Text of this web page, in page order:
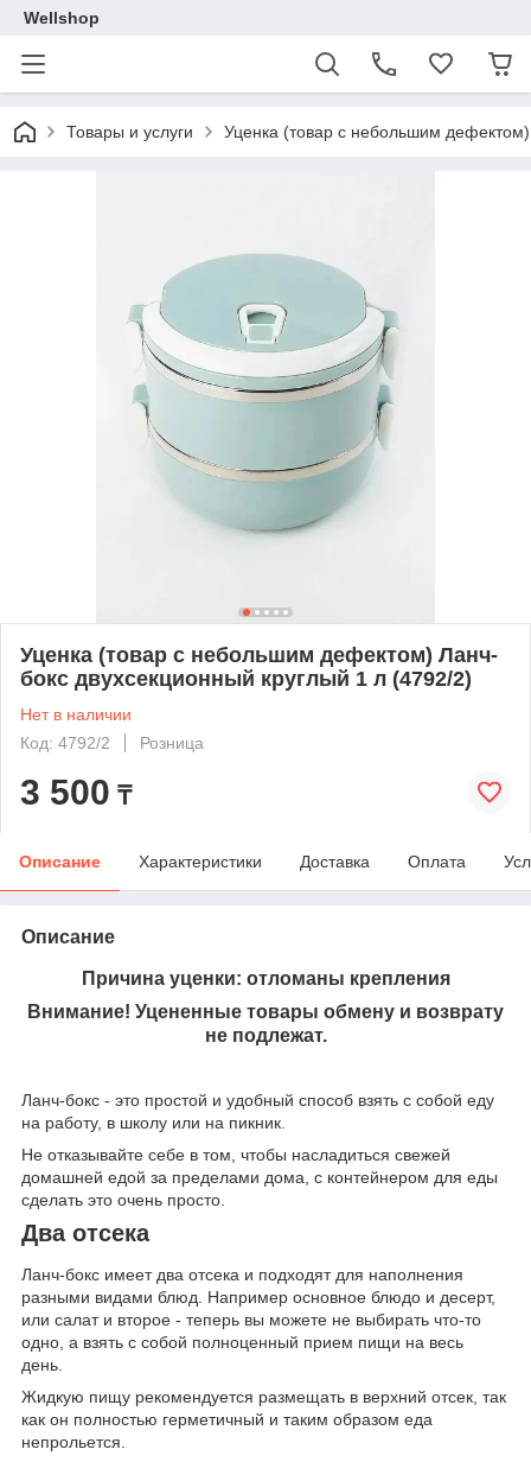
Wellshop
Товары и услуги Уценка (товар с небольшим дефектом)
Уценка (товар с небольшим дефектом) Ланч-
бокс двухсекционный круглый 1 л (4792/2)
Нет в наличии
Код: 4792/2
Розница
3 500 ₸
Описание Характеристики Доставка Оплата
Описание
Причина уценки: отломаны крепления
Внимание! Уцененные товары обмену и возврату
не подлежат.
Ланч-бокс - это простой и удобный способ взять с собой еду
на работу, в школу или на пикник.
Не отказывайте себе в том, чтобы насладиться свежей
домашней едой за пределами дома, с контейнером для еды
сделать это очень просто.
Два отсека
Ланч-бокс имеет два отсека и подходят для наполнения
разными видами блюд. Например основное блюдо и десерт,
или салат и второе - теперь вы можете не выбирать что-то
одно, а взять с собой полноценный прием пищи на весь
день.
Жидкую пищу рекомендуется размещать в верхний отсек, так
как он полностью герметичный и таким образом еда
непрольется.